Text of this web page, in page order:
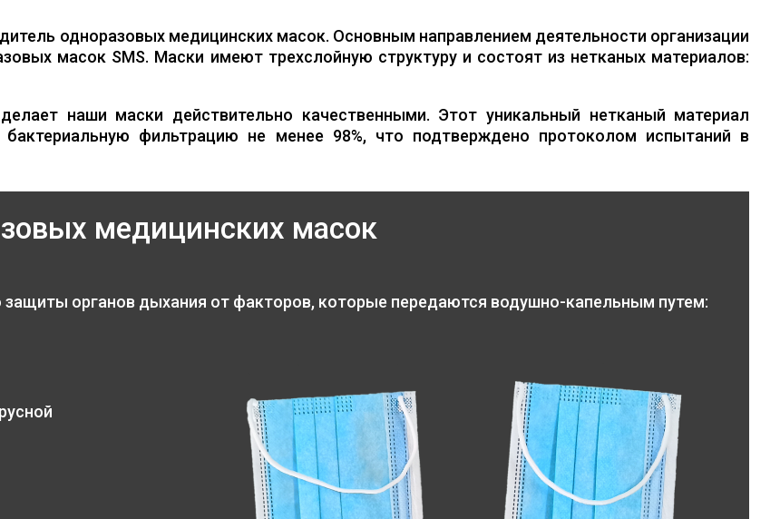
одноразовых медицинских масок. Основным направлением деятельности организации
масок SMS. Маски имеют трехслойную структуру и состоят из нетканых материалов:
наши маски действительно качественными. Этот уникальный нетканый материал
фильтрацию не менее 98%, что подтверждено протоколом испытаний в
медицинских масок
органов дыхания от факторов, которые передаются водушно-капельным путем: